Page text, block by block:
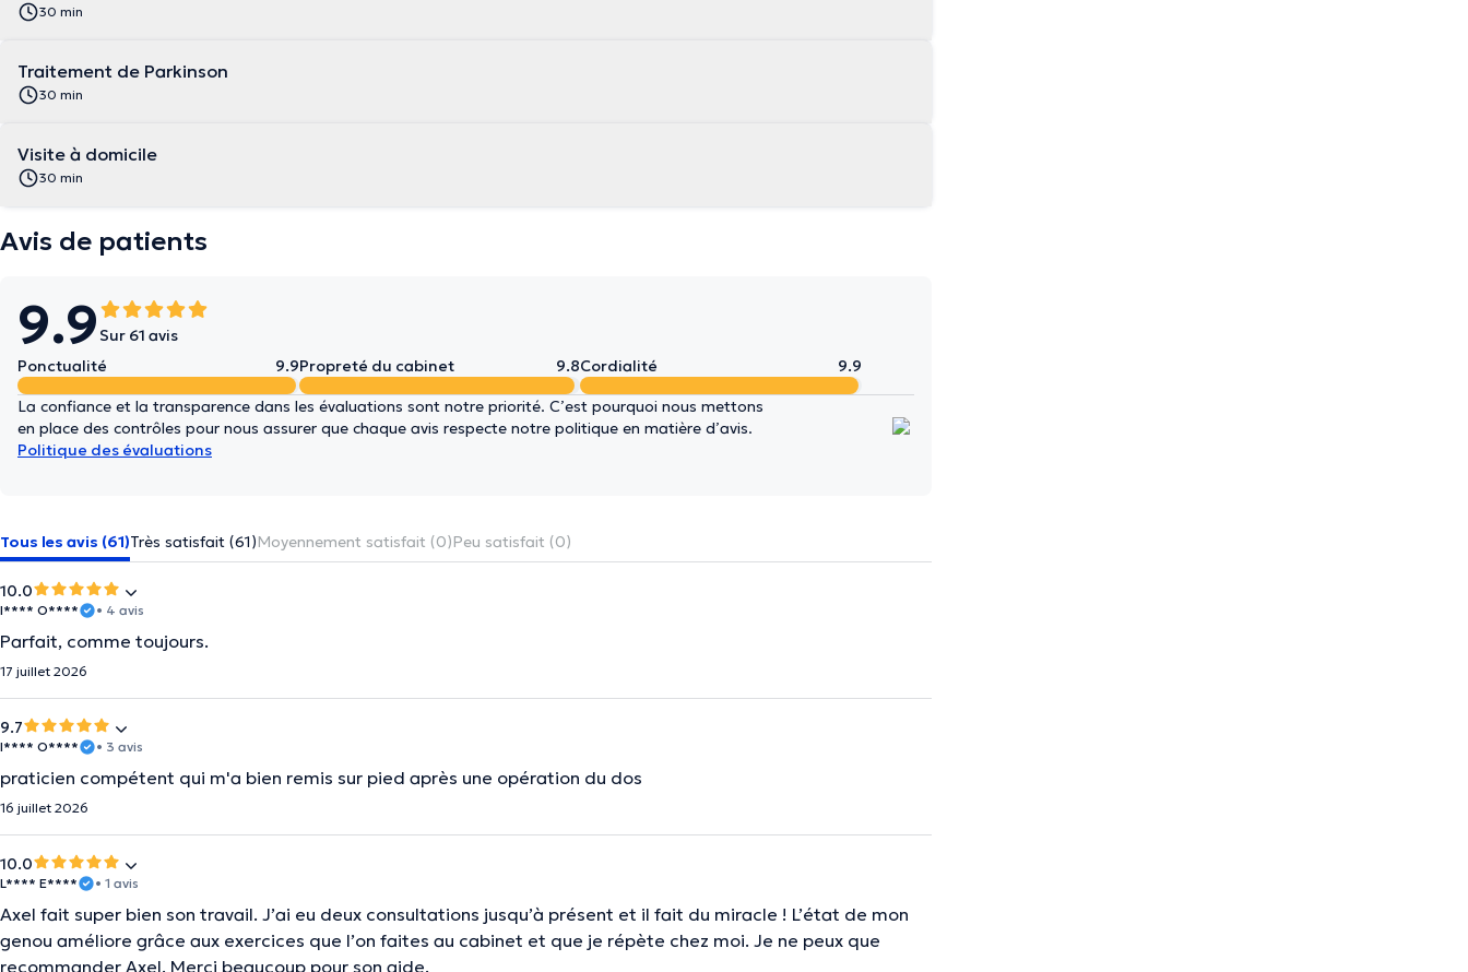
30 min
Traitement de Parkinson
30 min
Visite à domicile
30 min
Avis de patients
9.9 Sur 61 avis
Ponctualité
9.9Propreté du cabinet 9.8Cordialité 9.9
La confiance et la transparence dans les évaluations sont notre priorité. C’est pourquoi nous mettons
en place des contrôles pour nous assurer que chaque avis respecte notre politique en matière d’avis.
Politique des évaluations
Tous les avis (61)Très satisfait (61)Moyennement satisfait (0)Peu satisfait (0)
10.0
I**** O**** • 4 avis
Parfait, comme toujours.
17 juillet 2026
9.7
I**** O**** • 3 avis
praticien compétent qui m'a bien remis sur pied après une opération du dos
16 juillet 2026
10.0
L**** E**** • 1 avis
Axel fait super bien son travail. J’ai eu deux consultations jusqu’à présent et il fait du miracle ! L’état de mon
genou améliore grâce aux exercices que l’on faites au cabinet et que je répète chez moi. Je ne peux que
recommander Axel. Merci beaucoup pour son aide.